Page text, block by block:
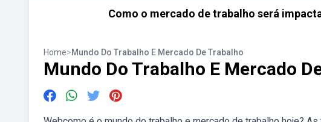
Como o mercado de trabalho será
Home>Mundo Do Trabalho E Mercado De Trabalho
Mundo Do Trabalho E Mercado